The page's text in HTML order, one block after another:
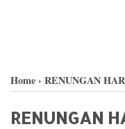
Home› RENUNGAN
RENUNGAN